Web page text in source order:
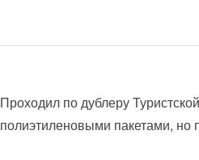
Проходил по дублеру
полиэтиленовыми пакетами, но